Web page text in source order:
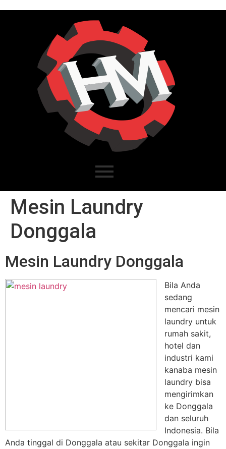
Mesin Laundry
Donggala
Mesin Laundry Donggala
Bila Anda
sedang
mencari mesin
laundry untuk
rumah sakit,
hotel dan
industri kami
kanaba mesin
laundry bisa
mengirimkan
ke Donggala
dan seluruh
Indonesia. Bila
Anda tinggal di Donggala atau sekitar Donggala ingin